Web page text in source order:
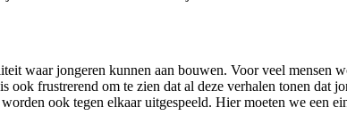
waar jongeren kunnen aan bouwen. Voor veel mensen
frustrerend om te zien dat al deze verhalen tonen dat
ook tegen elkaar uitgespeeld. Hier moeten we een